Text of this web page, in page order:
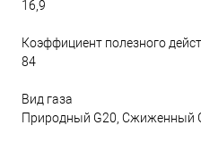
16,9
Коэффициент полезного
84
Вид газа
Природный G20, Сжиженный